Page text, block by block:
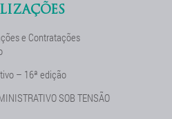
e Contratações
– 16ª edição
SOB TENSÃO